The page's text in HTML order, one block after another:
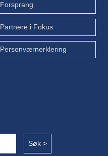
Forsprang
Partnere i Fokus
Personværnerklering